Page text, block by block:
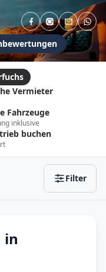
Vermieter
Fahrzeuge
inklusive
buchen
Filter
Anhängerkupplung
Integriert
in